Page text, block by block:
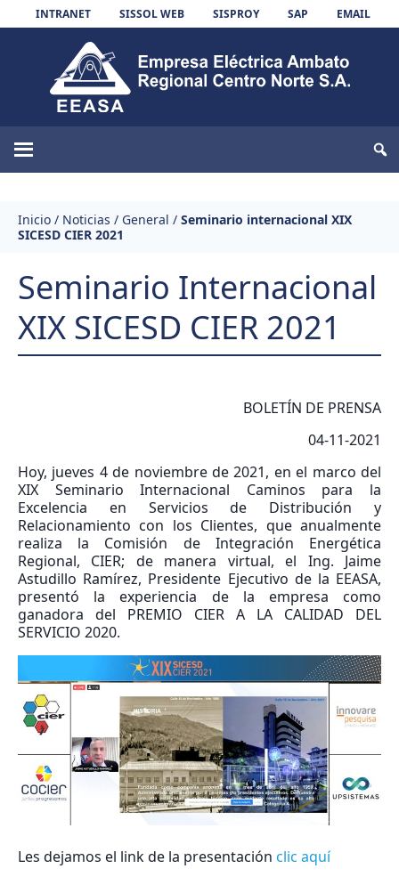
Skip to content
INTRANET SISSOL WEB SISPROY SAP EMAIL
EEASA
Inicio / Noticias / General / Seminario internacional XIX
SICESD CIER 2021
Seminario Internacional
XIX SICESD CIER 2021
BOLETÍN DE PRENSA
04-11-2021
Hoy, jueves 4 de noviembre de 2021, en el marco del
XIX Seminario Internacional Caminos para la
Excelencia en Servicios de Distribución y
Relacionamiento con los Clientes, que anualmente
realiza la Comisión de Integración Energética
Regional, CIER; de manera virtual, el Ing. Jaime
Astudillo Ramírez, Presidente Ejecutivo de la EEASA,
presentó la experiencia de la empresa como
ganadora del PREMIO CIER A LA CALIDAD DEL
SERVICIO 2020.
Les dejamos el link de la presentación clic aquí